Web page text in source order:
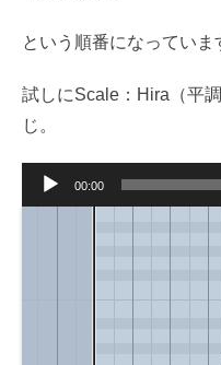
という順番になっていま
試しにScale：Hira（平
じ。
声
00:00